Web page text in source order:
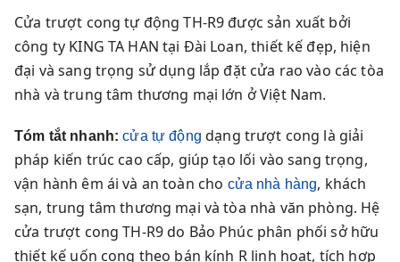
Cửa trượt cong tự động TH-R9 được sản xuất bởi
công ty KING TA HAN tại Đài Loan, thiết kế đẹp, hiện
đại và sang trọng sử dụng lắp đặt cửa rao vào các tòa
nhà và trung tâm thương mại lớn ở Việt Nam.
Tóm tắt nhanh: cửa tự động dạng trượt cong là giải
pháp kiến trúc cao cấp, giúp tạo lối vào sang trọng,
vận hành êm ái và an toàn cho cửa nhà hàng, khách
sạn, trung tâm thương mại và tòa nhà văn phòng. Hệ
cửa trượt cong TH-R9 do Bảo Phúc phân phối sở hữu
thiết kế uốn cong theo bán kính R linh hoạt, tích hợp